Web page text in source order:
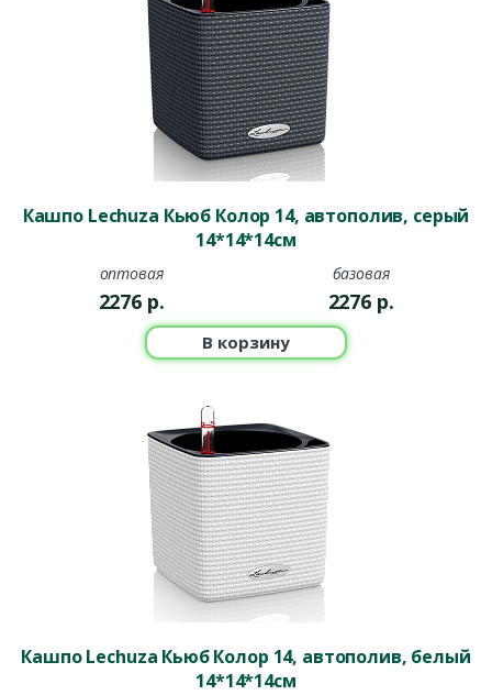
Кашпо Lechuza Кьюб Колор 14, автополив, серый
14*14*14см
оптовая
2276 р.
базовая
2276 р.
В корзину
Кашпо Lechuza Кьюб Колор 14, автополив, белый
14*14*14см